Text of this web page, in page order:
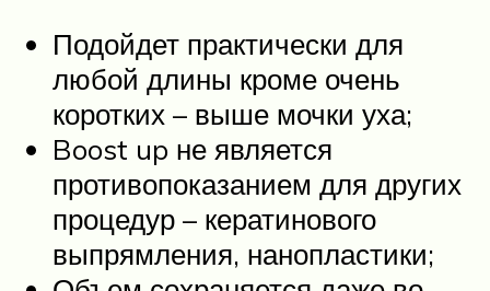
Подойдет практически для
любой длины кроме очень
коротких – выше мочки уха;
Boost up не является
противопоказанием для других
процедур – кератинового
выпрямления, нанопластики;